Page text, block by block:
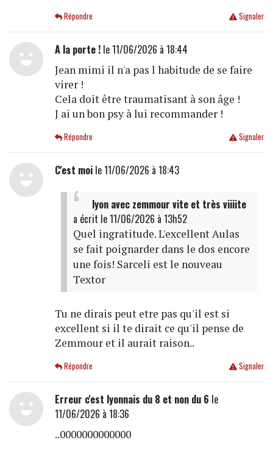
Signaler
Répondre
A la porte !le 11/06/2026 à 18:44
Jean mimi il n'a pas l habitude de se faire
virer !
Cela doit être traumatisant à son âge !
J ai un bon psy à lui recommander !
Signaler
Répondre
C'est moile 11/06/2026 à 18:43
lyon avec zemmour vite et très viiiite
a écrit le 11/06/2026 à 13h52
Quel ingratitude. L'excellent Aulas
se fait poignarder dans le dos encore
une fois! Sarceli est le nouveau
Textor
Tu ne dirais peut etre pas qu'il est si
excellent si il te dirait ce qu'il pense de
Zemmour et il aurait raison..
Signaler
Répondre
Erreur c'est lyonnais du 8 et non du 6 le
11/06/2026 à 18:36
..0000000000000